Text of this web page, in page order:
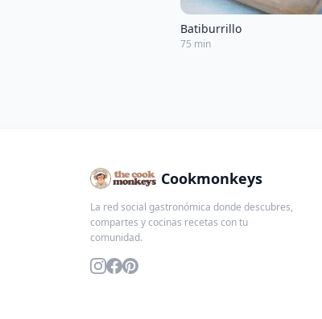
Batiburrillo
75 min
Cookmonkeys
La red social gastronómica donde descubres,
compartes y cocinas recetas con tu
comunidad.